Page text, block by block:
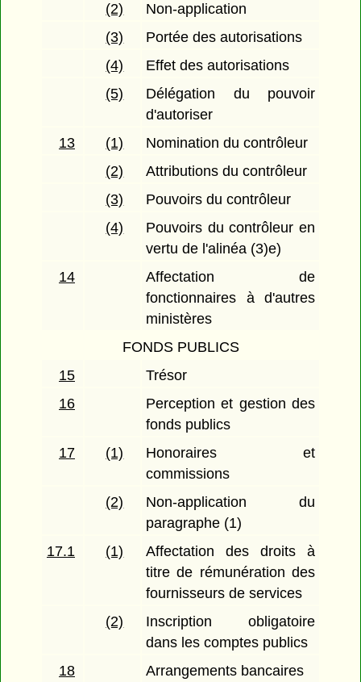
(2)
Non-application
(3)
Portée des autorisations
(4)
Effet des autorisations
(5)
Délégation du pouvoir
d'autoriser
13
(1)
Nomination du contrôleur
(2)
Attributions du contrôleur
(3)
Pouvoirs du contrôleur
(4)
Pouvoirs du contrôleur en
vertu de l'alinéa (3)e)
14
Affectation de
fonctionnaires à d'autres
ministères
FONDS PUBLICS
15
Trésor
16
Perception et gestion des
fonds publics
17
(1)
Honoraires et
commissions
(2)
Non-application du
paragraphe (1)
17.1
(1)
Affectation des droits à
titre de rémunération des
fournisseurs de services
(2)
Inscription obligatoire
dans les comptes publics
18
Arrangements bancaires